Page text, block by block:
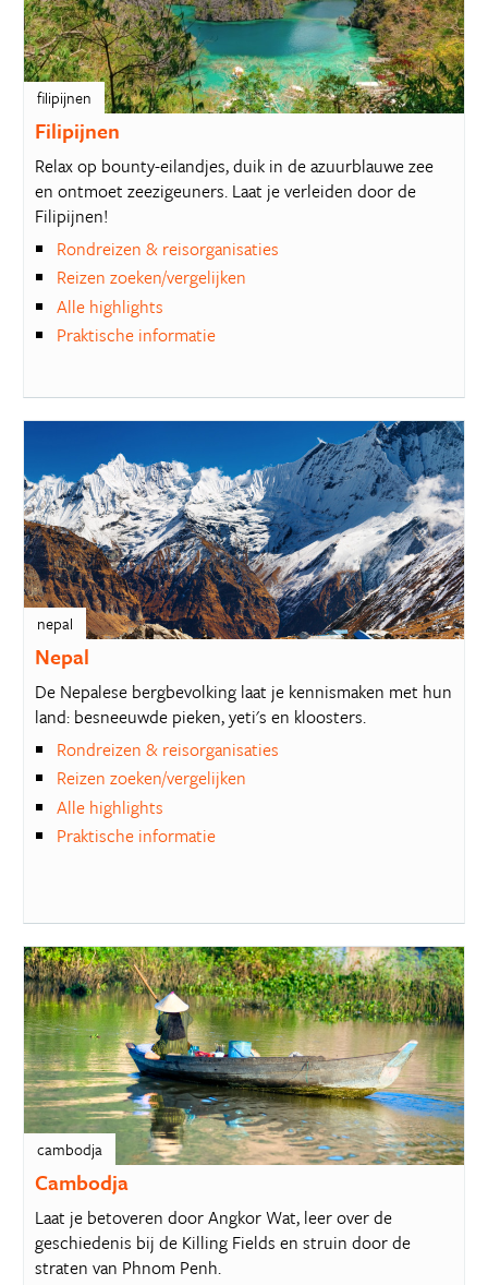
filipijnen
Filipijnen
Relax op bounty-eilandjes, duik in de azuurblauwe zee
en ontmoet zeezigeuners. Laat je verleiden door de
Filipijnen!
Rondreizen & reisorganisaties
Reizen zoeken/vergelijken
Alle highlights
Praktische informatie
nepal
Nepal
De Nepalese bergbevolking laat je kennismaken met hun
land: besneeuwde pieken, yeti's en kloosters.
Rondreizen & reisorganisaties
Reizen zoeken/vergelijken
Alle highlights
Praktische informatie
cambodja
Cambodja
Laat je betoveren door Angkor Wat, leer over de
geschiedenis bij de Killing Fields en struin door de
straten van Phnom Penh.